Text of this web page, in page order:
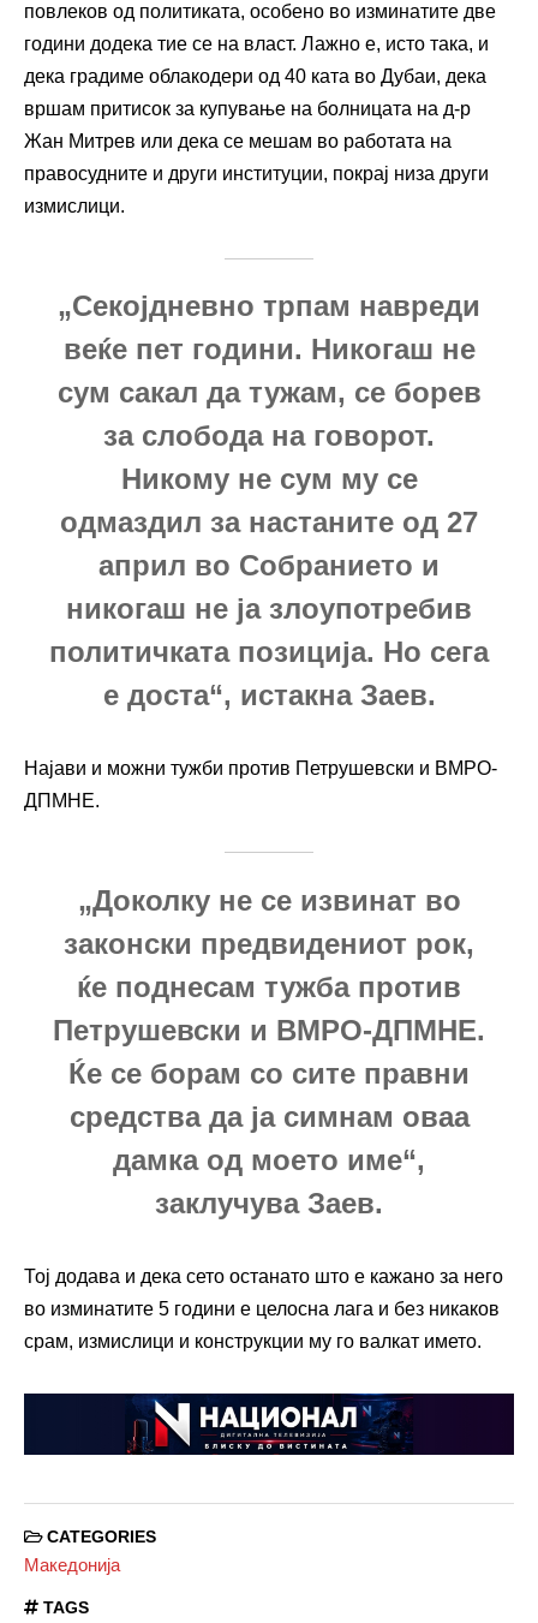
повлеков од политиката, особено во изминатите две
години додека тие се на власт. Лажно е, исто така, и
дека градиме облакодери од 40 ката во Дубаи, дека
вршам притисок за купување на болницата на д-р
Жан Митрев или дека се мешам во работата на
правосудните и други институции, покрај низа други
измислици.
„Секојдневно трпам навреди
веќе пет години. Никогаш не
сум сакал да тужам, се борев
за слобода на говорот.
Никому не сум му се
одмаздил за настаните од 27
април во Собранието и
никогаш не ја злоупотребив
политичката позиција. Но сега
е доста“, истакна Заев.
Најави и можни тужби против Петрушевски и ВМРО-
ДПМНЕ.
„Доколку не се извинат во
законски предвидениот рок,
ќе поднесам тужба против
Петрушевски и ВМРО-ДПМНЕ.
Ќе се борам со сите правни
средства да ја симнам оваа
дамка од моето име“,
заклучува Заев.
Тој додава и дека сето останато што е кажано за него
во изминатите 5 години е целосна лага и без никаков
срам, измислици и конструкции му го валкат името.
CATEGORIES
Македонија
TAGS